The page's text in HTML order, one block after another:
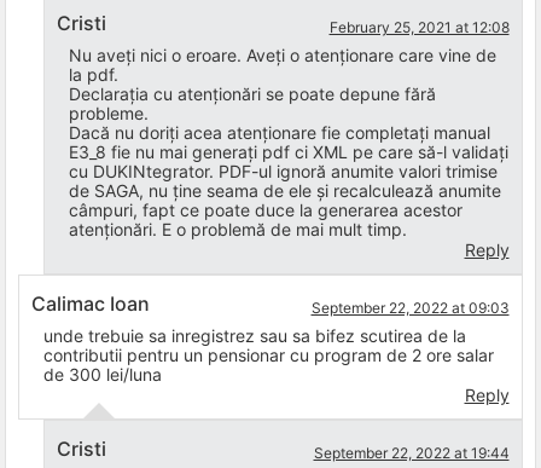
Cristi February 25, 2021 at 12:08
Nu aveți nici o eroare. Aveți o atenționare care vine de
la pdf.
Declarația cu atenționări se poate depune fără
probleme.
Dacă nu doriți acea atenționare fie completați manual
E3_8 fie nu mai generați pdf ci XML pe care să-l validați
cu DUKINtegrator. PDF-ul ignoră anumite valori trimise
de SAGA, nu ține seama de ele și recalculează anumite
câmpuri, fapt ce poate duce la generarea acestor
atenționări. E o problemă de mai mult timp.
Reply
Calimac Ioan September 22, 2022 at 09:03
unde trebuie sa inregistrez sau sa bifez scutirea de la
contributii pentru un pensionar cu program de 2 ore salar
de 300 lei/luna
Reply
Cristi September 22, 2022 at 19:44